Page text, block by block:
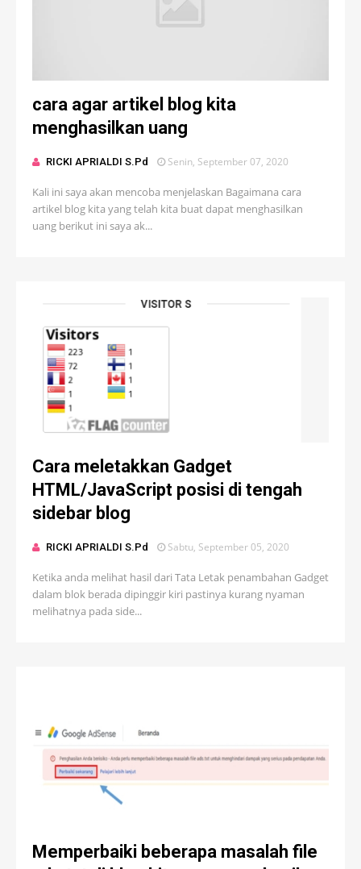
cara agar artikel blog kita
menghasilkan uang
RICKI APRIALDI S.Pd Senin, September 07, 2020
Kali ini saya akan mencoba menjelaskan Bagaimana cara
artikel blog kita yang telah kita buat dapat menghasilkan
uang berikut ini saya ak...
Cara meletakkan Gadget
HTML/JavaScript posisi di tengah
sidebar blog
RICKI APRIALDI S.Pd Sabtu, September 05, 2020
Ketika anda melihat hasil dari Tata Letak penambahan Gadget
dalam blok berada dipinggir kiri pastinya kurang nyaman
melihatnya pada side...
Memperbaiki beberapa masalah file